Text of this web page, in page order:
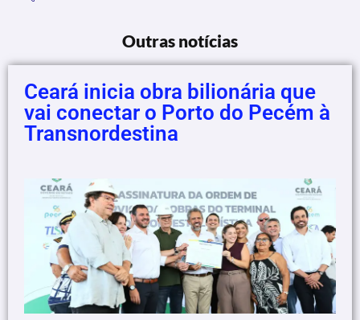
Outras notícias
Ceará inicia obra bilionária que
vai conectar o Porto do Pecém à
Transnordestina